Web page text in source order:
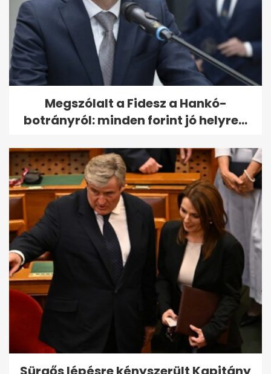
Megszólalt a Fidesz a Hankó-
botrányról: minden forint jó helyre...